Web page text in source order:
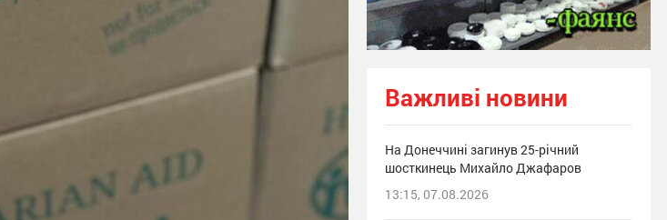
Важливі новини
На Донеччині загинув 25-річний
шосткинець Михайло Джафаров
13:15, 07.08.2026